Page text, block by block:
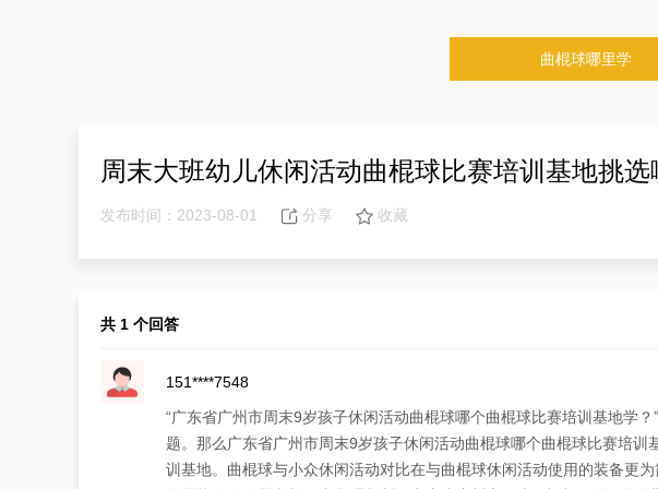
曲棍球哪里学
周末大班幼儿休闲活动曲棍球比赛培训基地挑选
发布时间：2023-08-01 分享 收藏
共 1 个回答
151****7548
“广东省广州市周末9岁孩子休闲活动曲棍球哪个曲棍球比赛培训基地学
题。那么广东省广州市周末9岁孩子休闲活动曲棍球哪个曲棍球比赛培
训基地。曲棍球与小众休闲活动对比在与曲棍球休闲活动使用的装备更